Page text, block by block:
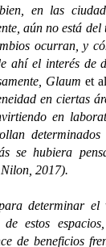
en las
aún no está del
ocurran, y
ahí el interés de
Glaum et
en ciertas
en
determinados
se hubiera
2017).
el
estos
de beneficios